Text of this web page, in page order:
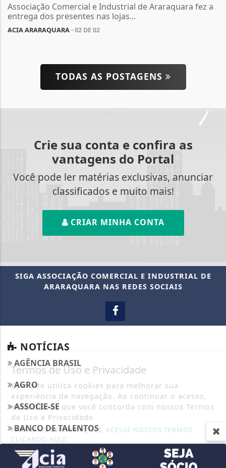
Associação Comercial e Industrial de Araraquara fez a
entrega dos presentes nas lojas...
ACIA ARARAQUARA- 02 DE 02
TODAS AS POSTAGENS
Crie sua conta e confira as
vantagens do Portal
Você pode ler matérias exclusivas, anunciar
classificados e muito mais!
CRIAR MINHA CONTA
SIGA ASSOCIAÇÃO COMERCIAL E INDUSTRIAL DE
ARARAQUARA NAS REDES SOCIAIS
NOTÍCIAS
AGÊNCIA BRASIL
AGRO
ASSOCIE-SE
BANCO DE TALENTOS
BOA VISTA SCPC
Termos de Uso e Privacidade
Esse site utiliza cookies para melhorar sua
experiência de navegação. Ao continuar o acesso,
entendemos que você concorda com nossos Termos
de Uso e Privacidade.
PARA MAIS INFORMAÇÕES,ACESSE NOSSOS TERMOS
CLICANDO AQUI
PROSSEGUIR